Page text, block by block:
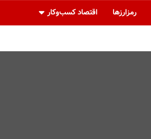
رمزارزها اقتصاد کسب‌و‌کار